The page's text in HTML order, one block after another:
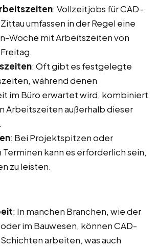
: Vollzeitjobs für CAD-
umfassen in der Regel eine
Woche mit Arbeitszeiten von
: Oft gibt es festgelegte
während denen
im Büro erwartet wird, kombiniert
Arbeitszeiten außerhalb dieser
: Bei Projektspitzen oder
kann es erforderlich sein,
zu leisten.
: In manchen Branchen, wie der
im Bauwesen, können CAD-
arbeiten, was auch